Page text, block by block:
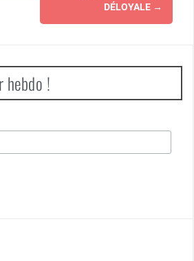
DÉLOYALE →
!